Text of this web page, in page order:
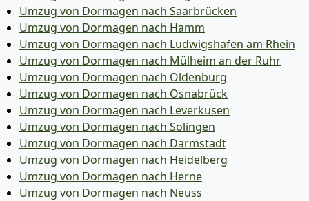
Umzug von Dormagen nach Saarbrücken
Umzug von Dormagen nach Hamm
Umzug von Dormagen nach Ludwigshafen am Rhein
Umzug von Dormagen nach Mülheim an der Ruhr
Umzug von Dormagen nach Oldenburg
Umzug von Dormagen nach Osnabrück
Umzug von Dormagen nach Leverkusen
Umzug von Dormagen nach Solingen
Umzug von Dormagen nach Darmstadt
Umzug von Dormagen nach Heidelberg
Umzug von Dormagen nach Herne
Umzug von Dormagen nach Neuss